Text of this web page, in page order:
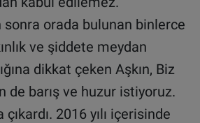
sonra orada bulunan binlerce
ve şiddete meydan
dikkat çeken Aşkın, Biz
de barış ve huzur istiyoruz.
2016 yılı içerisinde